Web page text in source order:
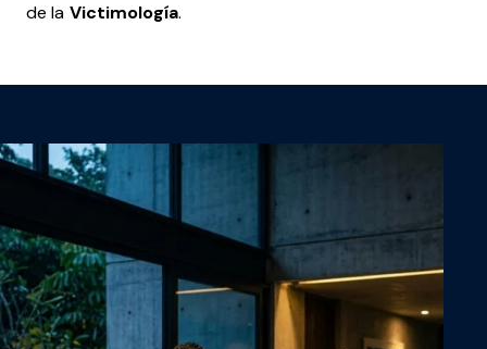
de la Victimología.